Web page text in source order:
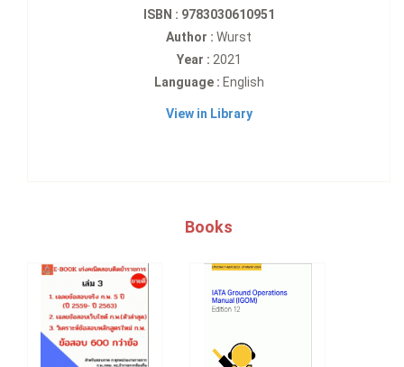
ISBN : 9783030610951
Author : Wurst
Year : 2021
Language : English
View in Library
Books